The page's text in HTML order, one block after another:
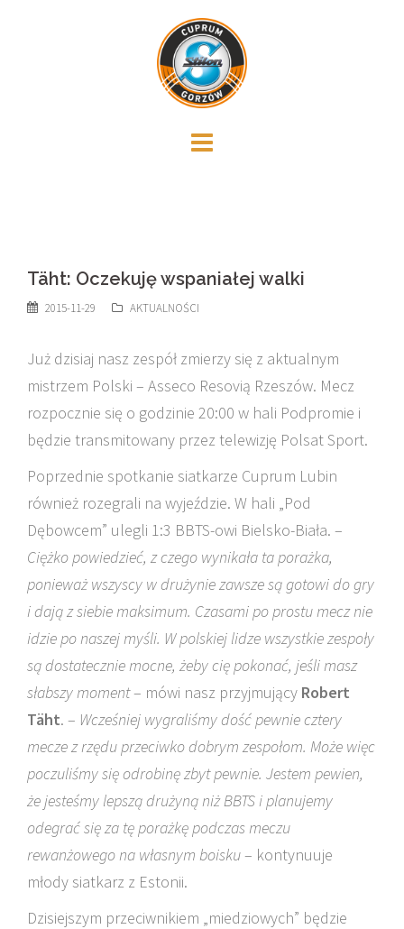
Täht: Oczekuję wspaniałej walki
2015-11-29 AKTUALNOŚCI
Już dzisiaj nasz zespół zmierzy się z aktualnym
mistrzem Polski – Asseco Resovią Rzeszów. Mecz
rozpocznie się o godzinie 20:00 w hali Podpromie i
będzie transmitowany przez telewizję Polsat Sport.
Poprzednie spotkanie siatkarze Cuprum Lubin
również rozegrali na wyjeździe. W hali „Pod
Dębowcem” ulegli 1:3 BBTS-owi Bielsko-Biała. –
Ciężko powiedzieć, z czego wynikała ta porażka,
ponieważ wszyscy w drużynie zawsze są gotowi do gry
i dają z siebie maksimum. Czasami po prostu mecz nie
idzie po naszej myśli. W polskiej lidze wszystkie zespoły
są dostatecznie mocne, żeby cię pokonać, jeśli masz
słabszy moment– mówi nasz przyjmujący Robert
Täht. – Wcześniej wygraliśmy dość pewnie cztery
mecze z rzędu przeciwko dobrym zespołom. Może więc
poczuliśmy się odrobinę zbyt pewnie. Jestem pewien,
że jesteśmy lepszą drużyną niż BBTS i planujemy
odegrać się za tę porażkę podczas meczu
rewanżowego na własnym boisku– kontynuuje
młody siatkarz z Estonii.
Dzisiejszym przeciwnikiem „miedziowych” będzie